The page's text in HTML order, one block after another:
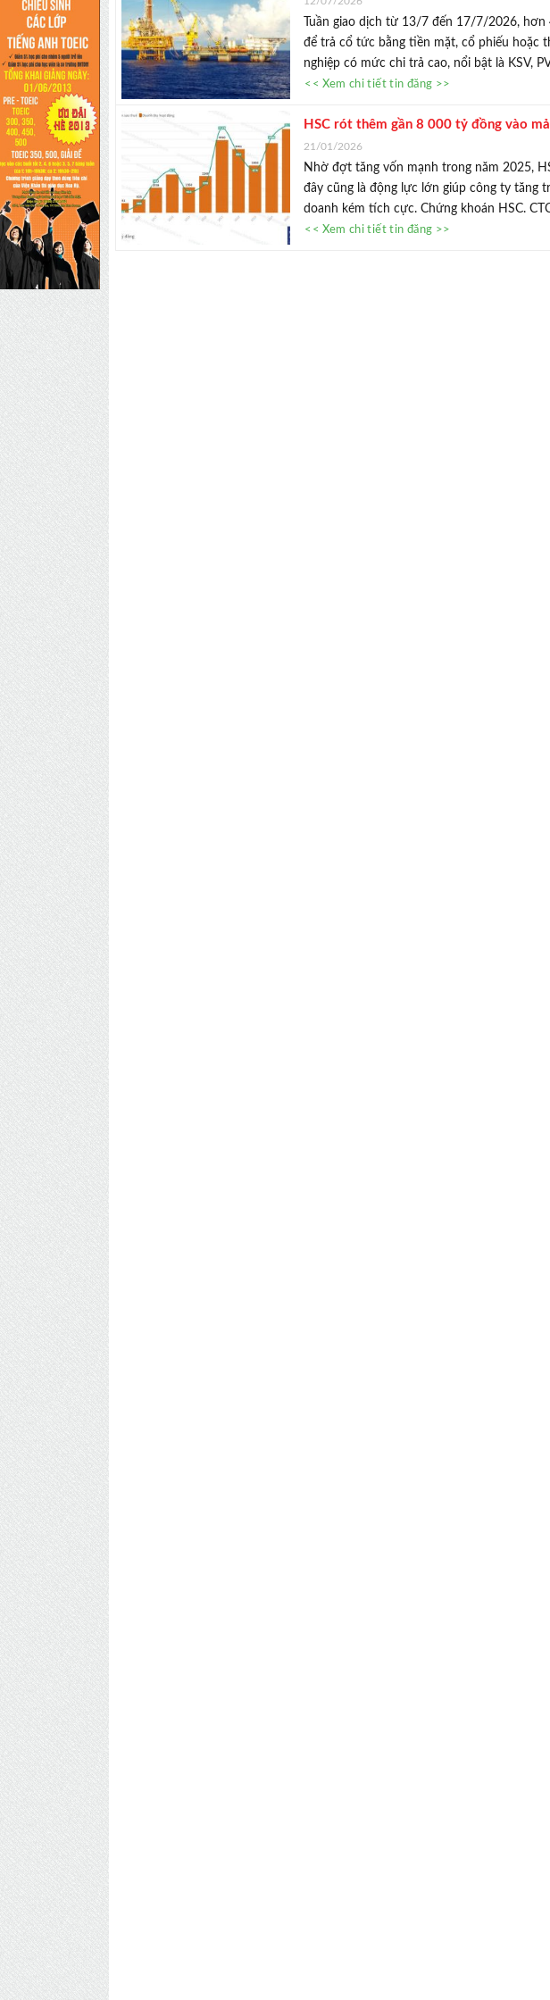
Tuần giao dịch từ 13/7 đến 17/7/2026, hơn
để trả cổ tức bằng tiền mặt, cổ phiếu hoặc
nghiệp có mức chi trả cao, nổi bật là KSV,
<< Xem chi tiết tin đăng >>
HSC rót thêm gần 8 000 tỷ đồng vào
21/01/2026
Nhờ đợt tăng vốn mạnh trong năm 2025,
đây cũng là động lực lớn giúp công ty tăng
doanh kém tích cực. Chứng khoán HSC.
<< Xem chi tiết tin đăng >>